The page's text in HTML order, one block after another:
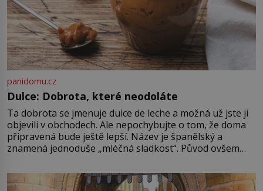
panidomu.cz
Dulce: Dobrota, které neodoláte
Ta dobrota se jmenuje dulce de leche a možná už jste ji
objevili v obchodech. Ale nepochybujte o tom, že doma
připravená bude ještě lepší. Název je španělský a
znamená jednoduše „mléčná sladkost“. Původ ovšem
pře hned několik latinskoamerických zemí a k tomu
Francie, kde se traduje,